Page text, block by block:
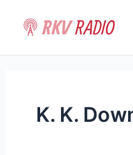
contenido
K. K.